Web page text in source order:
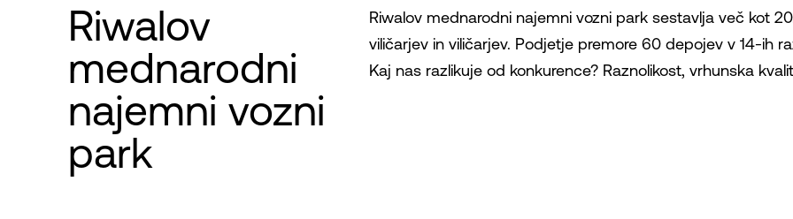
Riwalov
mednarodni
najemni vozni
park
Riwalov mednarodni najemni vozni park sestavlja več kot
viličarjev in viličarjev. Podjetje premore 60 depojev v 14-ih
Kaj nas razlikuje od konkurence? Raznolikost, vrhunska